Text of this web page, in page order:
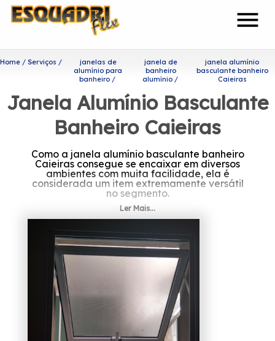
menu
Home Serviços
janelas de
alumínio para
banheiro
janela de
banheiro
alumínio
janela alumínio
basculante banheiro
Caieiras
Janela Alumínio Basculante
Banheiro Caieiras
Como a janela alumínio basculante banheiro
Caieiras consegue se encaixar em diversos
ambientes com muita facilidade, ela é
considerada um item extremamente versátil
no segmento.
Procurando por janela
alumínio basculante banheiro
Caieiras?
A Esquadriflex teve a sua fundação em 2002
e já é uma das empresas mais bem cotadas
do segmento de esquadrias. A sua equipe de
profissionais é formada somente por
colaboradores competentes que buscam a
total satisfação do cliente em cada pedido e
a maior inovação e evolução dos processos.
Ler Mais...